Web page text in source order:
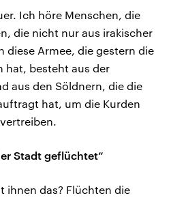
Ich höre Menschen, die
die nicht nur aus irakischer
diese Armee, die gestern die
hat, besteht aus der
aus den Söldnern, die die
hat, um die Kurden
Stadt geflüchtet“
ihnen das? Flüchten die